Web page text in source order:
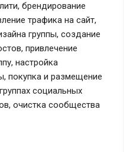
брендирование
трафика на сайт,
группы, создание
привлечение
настройка
покупка и размещение
социальных
очистка сообщества